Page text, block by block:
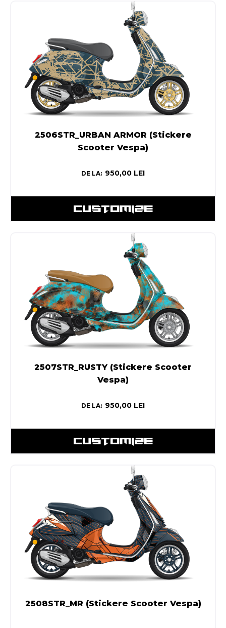
2506STR_URBAN ARMOR (Stickere
Scooter Vespa)
DE LA: 950,00 LEI
CUSTOMIZE
2507STR_RUSTY (Stickere Scooter
Vespa)
DE LA: 950,00 LEI
CUSTOMIZE
2508STR_MR (Stickere Scooter Vespa)